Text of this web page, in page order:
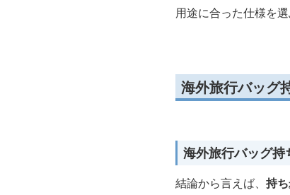
用途に合った仕様を
海外旅行バッグ
海外旅行バッグ
結論から言えば、 持